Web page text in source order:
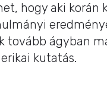
hogy aki korán
tovább ágyban
kutatás.